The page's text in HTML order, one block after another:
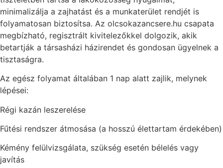
minimalizálja a zajhatást és a munkaterület rendjét is
folyamatosan biztosítsa. Az olcsokazancsere.hu csapata
megbízható, regisztrált kivitelezőkkel dolgozik, akik
betartják a társasházi házirendet és gondosan ügyelnek a
tisztaságra.
Az egész folyamat általában 1 nap alatt zajlik, melynek
lépései:
Régi kazán leszerelése
Fűtési rendszer átmosása (a hosszú élettartam érdekében)
Kémény felülvizsgálata, szükség esetén bélelés vagy
javítás